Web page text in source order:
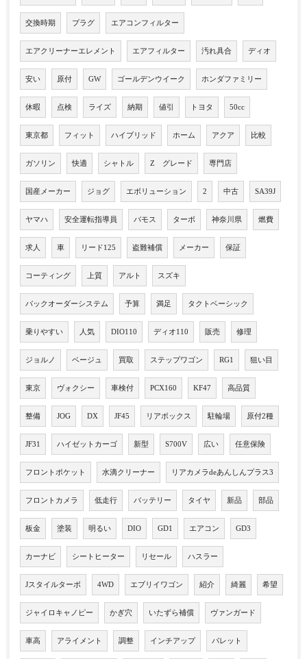
交換時期 プラグ エアコンフィルター
エアクリーナーエレメント エアフィルター 汚れ具合 ディオ
安い 原付 GW ゴールデンウイーク ホンダファミリー
休暇 点検 ライズ 納期 値引 トヨタ 50cc
東京都 フィット ハイブリッド ホーム アクア 比較
ガソリン 快適 シャトル Z グレード 専門店
国産メーカー ジョグ エボリューション 2 中古 SA39J
ヤマハ 安全運転指導員 バモス ターボ 神奈川県 燃費
求人 車 リード125 盗難補償 メーカー 保証
コーティング 上質 アルト スズキ
バックオーダーシステム 予算 満足 タクトベーシック
乗りやすい 人気 DIO110 ディオ110 販売 修理
ジョルノ ベージュ 買取 ステップワゴン RG1 狙い目
東京 ヴォクシー 車検付 PCX160 KF47 高品質
整備 JOG DX JF45 リアボックス 駐輪場 原付2種
JF31 ハイゼットカーゴ 新型 S700V 広い 任意保険
フロントポケット 水滴クリーナー リアカメラdeあんしんプラス3
フロントカメラ 低走行 バッテリー タイヤ 新品 部品
板金 塗装 明るい DIO GD1 エアコン GD3
カーナビ シートヒーター リセール ハスラー
Jスタイルターボ 4WD エブリイワゴン 紹介 綺麗 希望
ジャイロキャノピー かぎ穴 いたずら補償 ヴァンガード
車高 アライメント 調整 インチアップ パレット